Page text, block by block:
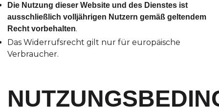
Die Nutzung dieser Website und des Dienstes ist
ausschließlich volljährigen Nutzern gemäß geltendem
Recht vorbehalten.
Das Widerrufsrecht gilt nur für europäische
Verbraucher.